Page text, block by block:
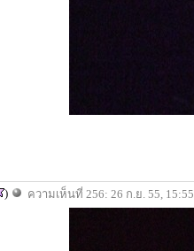
) ความเห็นที่ 256: 26 ก.ย. 55, 15:55